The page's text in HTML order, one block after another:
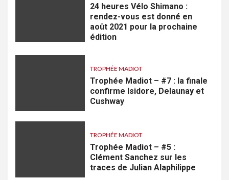
24 heures Vélo Shimano :
rendez-vous est donné en
août 2021 pour la prochaine
édition
TROPHÉE MADIOT
Trophée Madiot – #7 : la finale
confirme Isidore, Delaunay et
Cushway
TROPHÉE MADIOT
Trophée Madiot – #5 :
Clément Sanchez sur les
traces de Julian Alaphilippe